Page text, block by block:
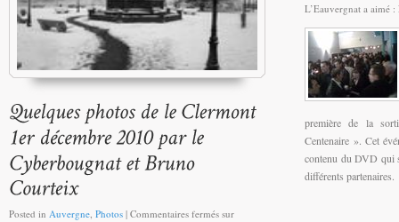
Posted in Auvergne, Photos | Commentaires fermés sur
L’Eauvergnat a aimé
première de la
Centenaire ». Cet
contenu du DVD qui
différents partenaires.